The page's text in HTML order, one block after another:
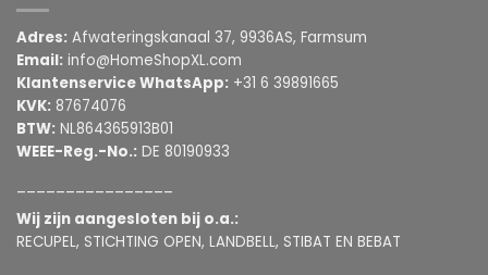
Adres: Afwateringskanaal 37, 9936AS, Farmsum
Email: info@HomeShopXL.com
Klantenservice WhatsApp: +31 6 39891665
KVK: 87674076
BTW: NL864365913B01
WEEE-Reg.-No.: DE 80190933
Wij zijn aangesloten bij o.a.:
RECUPEL, STICHTING OPEN, LANDBELL, STIBAT EN BEBAT